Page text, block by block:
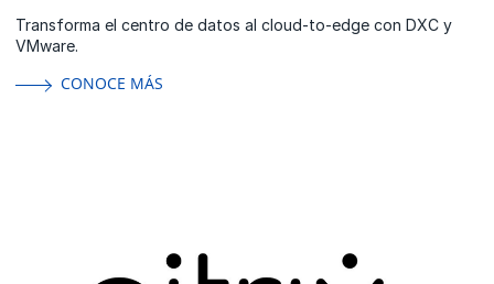
Transforma el centro de datos al cloud-to-edge con DXC y
VMware.
CONOCE MÁS